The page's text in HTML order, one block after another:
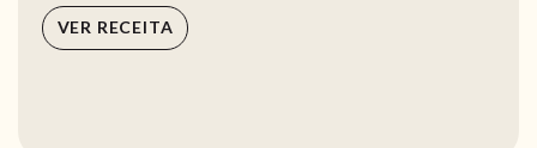
VER RECEITA